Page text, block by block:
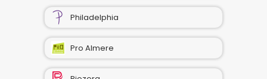
Philadelphia
Pro Almere